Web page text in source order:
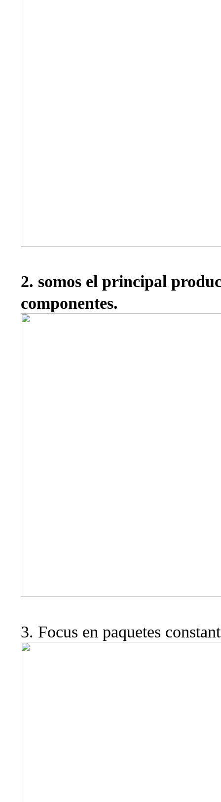
2. somos el principal
componentes.
3. Focus en paquetes